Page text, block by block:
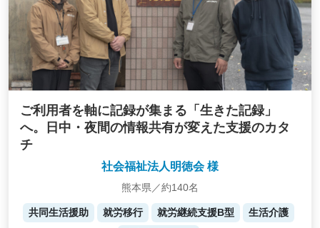
ご利用者を軸に記録が集まる「生きた記録」
へ。日中・夜間の情報共有が変えた支援のカタ
チ
社会福祉法人明徳会 様
熊本県／約140名
共同生活援助 就労移行 就労継続支援B型
生活介護